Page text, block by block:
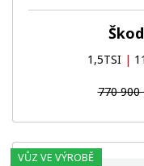
1,5TSI |
770 900
VŮZ VE VÝROBĚ